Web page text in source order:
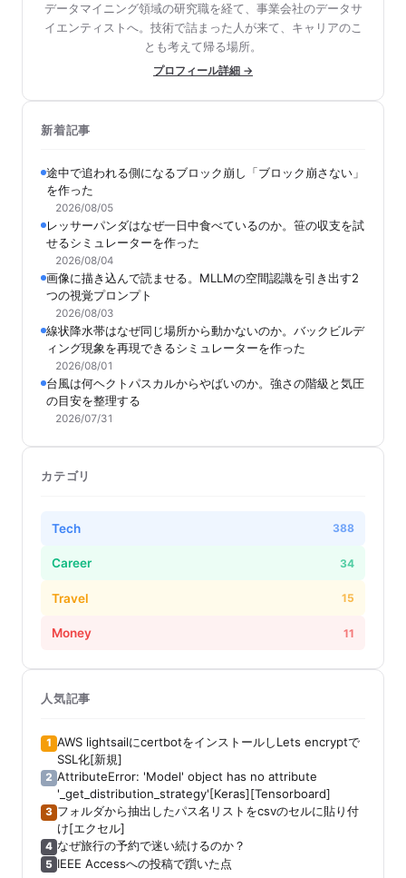
データマイニング領域の研究職を経て、事業会社のデータサ
イエンティストへ。技術で詰まった人が来て、キャリアのこ
とも考えて帰る場所。
プロフィール詳細 →
新着記事
途中で追われる側になるブロック崩し「ブロック崩さない」
を作った
2026/08/05
レッサーパンダはなぜ一日中食べているのか。笹の収支を試
せるシミュレーターを作った
2026/08/04
画像に描き込んで読ませる。MLLMの空間認識を引き出す2
つの視覚プロンプト
2026/08/03
線状降水帯はなぜ同じ場所から動かないのか。バックビルデ
ィング現象を再現できるシミュレーターを作った
2026/08/01
台風は何ヘクトパスカルからやばいのか。強さの階級と気圧
の目安を整理する
2026/07/31
カテゴリ
Tech 388
Career 34
Travel 15
Money 11
人気記事
1 AWS lightsailにcertbotをインストールしLets encryptで
SSL化[新規]
2 AttributeError: 'Model' object has no attribute
'_get_distribution_strategy'[Keras][Tensorboard]
3 フォルダから抽出したパス名リストをcsvのセルに貼り付
け[エクセル]
4 なぜ旅行の予約で迷い続けるのか？
5 IEEE Accessへの投稿で躓いた点